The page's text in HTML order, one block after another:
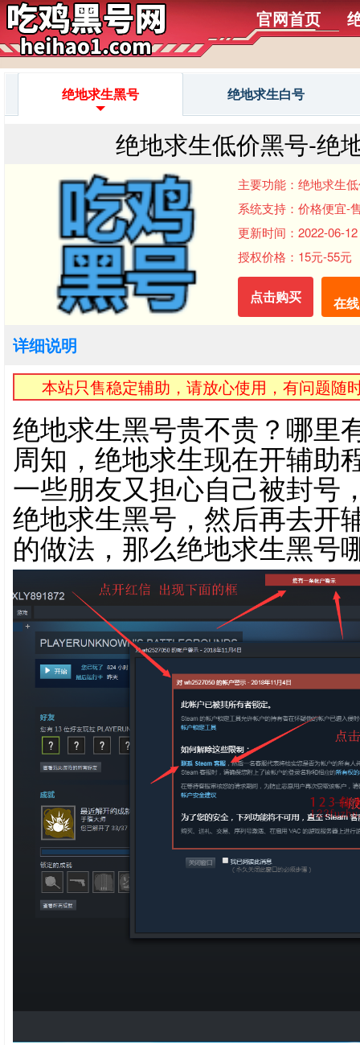
官网首页
绝地求生黑号 绝地求生白号
绝地求生低价黑号-绝
主要功能：绝地求生
系统支持：价格便宜-
更新时间：2022-06-
授权价格：15元-55元
点击购买 在
详细说明
本站只售稳定辅助，请放心使用，有问题随
绝地求生黑号贵不贵？哪里
周知，绝地求生现在开辅助
一些朋友又担心自己被封号
绝地求生黑号，然后再去开
的做法，那么绝地求生黑号